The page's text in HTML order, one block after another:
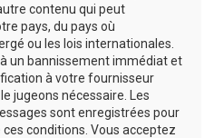
contenu qui peut
pays, du pays où
ou les lois internationales.
un bannissement immédiat et
à votre fournisseur
jugeons nécessaire. Les
sont enregistrées pour
conditions. Vous acceptez